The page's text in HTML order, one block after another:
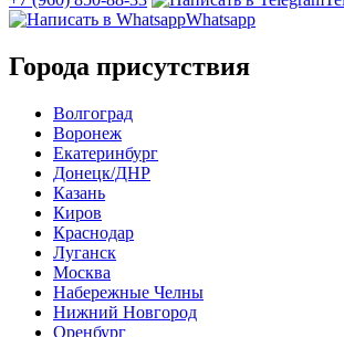
Whatsapp
Города присутствия
Волгоград
Воронеж
Екатеринбург
Донецк/ДНР
Казань
Киров
Краснодар
Луганск
Москва
Набережные Челны
Нижний Новгород
Оренбург